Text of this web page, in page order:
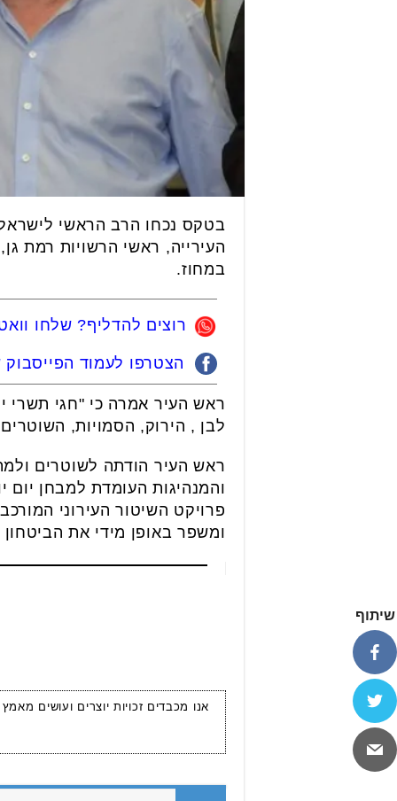
בטקס נכחו הרב הראשי
העירייה, ראשי הרשויות רמת
במחוז.
רוצים להדליף? שלחו
הצטרפו לעמוד הפייסבוק
ראש העיר אמרה כי "חגי תשרי
לבן , הירוק, הסמויות,
ראש העיר הודתה לשוטרים
והמנהיגות העומדת למבחן
פרויקט השיטור העירוני
ומשפר באופן מידי את
אנו מכבדים זכויות יוצרים ועושים
שיתוף